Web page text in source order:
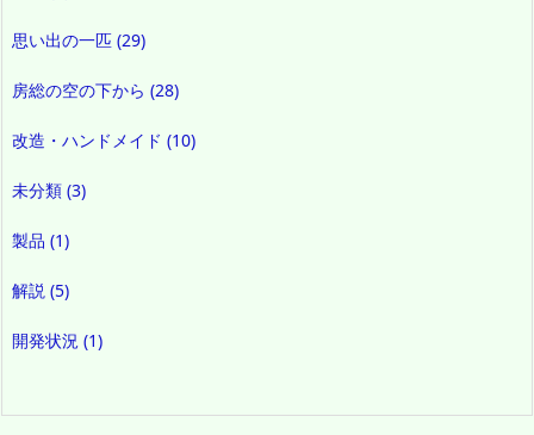
思い出の一匹 (29)
房総の空の下から (28)
改造・ハンドメイド (10)
未分類 (3)
製品 (1)
解説 (5)
開発状況 (1)